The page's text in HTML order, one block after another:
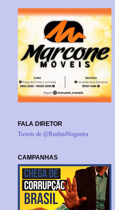
FALA DIRETOR
Tweets de @RuebmNogueira
CAMPANHAS